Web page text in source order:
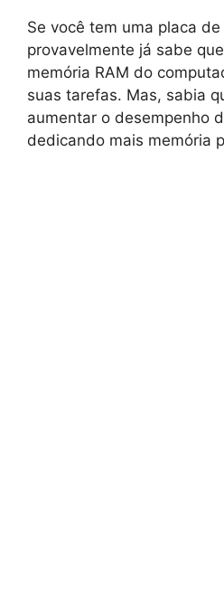
Se você tem uma placa
provavelmente já sabe
memória RAM do
suas tarefas. Mas, sabia
aumentar o desempenho
dedicando mais memória